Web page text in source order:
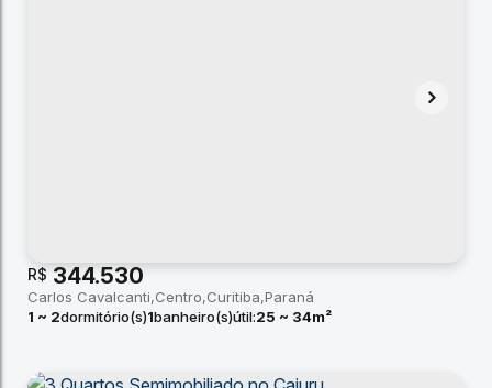
R$ 344.530
Carlos Cavalcanti Centro Curitiba Paraná
1 ~ 2dormitório(s)1banheiro(s)útil:25 ~ 34m²